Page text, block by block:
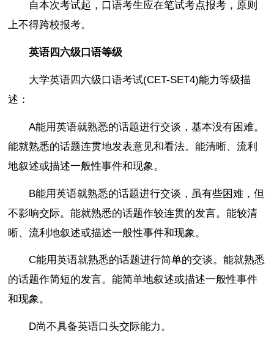
自本次考试起，口语考生应在笔试考点报考，原则
上不得跨校报考。
英语四六级口语等级
大学英语四六级口语考试(CET-SET4)能力等级描
述：
A能用英语就熟悉的话题进行交谈，基本没有困难。
能就熟悉的话题连贯地发表意见和看法。能清晰、流利
地叙述或描述一般性事件和现象。
B能用英语就熟悉的话题进行交谈，虽有些困难，但
不影响交际。能就熟悉的话题作较连贯的发言。能较清
晰、流利地叙述或描述一般性事件和现象。
C能用英语就熟悉的话题进行简单的交谈。能就熟悉
的话题作简短的发言。能简单地叙述或描述一般性事件
和现象。
D尚不具备英语口头交际能力。